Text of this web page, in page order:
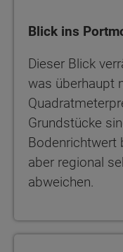
Blick ins
Dieser Blick
was überhaupt
Grundstücke
Bodenrichtwert
aber regional
abweichen.